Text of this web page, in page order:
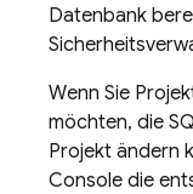
Datenbank
Wenn Sie
möchten, die
Projekt ändern
Console die